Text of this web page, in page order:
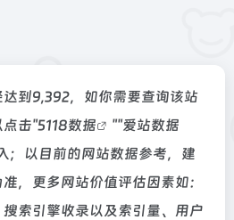
到9,392，如你需要查询该站
点击"5118数据 ""爱站数据
；以目前的网站数据参考，建
，更多网站价值评估因素如：
索引擎收录以及索引量、用户